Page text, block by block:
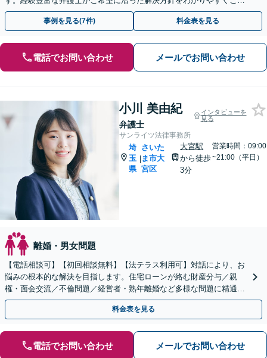
案します。お気軽にお問合せ下さい。
事例を見る(7件) 料金表を見る
電話でお問い合わせ メールでお問い合わせ
小川 美由紀
弁護士
インタビューを
見る
サンライツ法律事務所
埼
玉
県
|
さいた
ま市大
宮区
大宮駅
から徒歩
3分
営業時間：09:00
~21:00（平日）
離婚・男女問題
【電話相談可】【初回相談無料】【法テラス利用可】対話により、お
悩みの根本的な解決を目指します。住宅ローンが絡む財産分与／親
権・面会交流／不倫問題／経営者・熟年離婚など多様な問題に精通。
協議・調停・裁判の実績多数あり【完全個室】【大宮駅3分】
料金表を見る
電話でお問い合わせ メールでお問い合わせ